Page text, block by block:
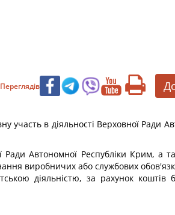
Переглядів
в діяльності Верховної Ради
Автономної Республіки Крим, а
виробничих або службових
діяльністю, за рахунок коштів